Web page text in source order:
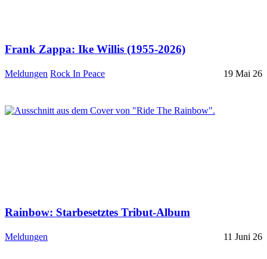
Frank Zappa: Ike Willis (1955-2026)
Meldungen Rock In Peace 19 Mai 26
Rainbow: Starbesetztes Tribut-Album
Meldungen 11 Juni 26